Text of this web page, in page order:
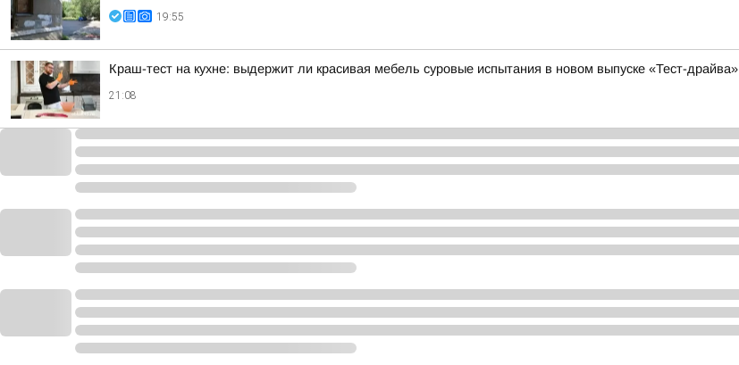
19:55
Краш-тест на кухне: выдержит ли красивая мебель суровые испытания в новом выпуске «Тест-драйва»
21:08